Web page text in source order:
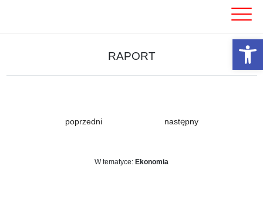
RAPORT
poprzedni następny
W tematyce: Ekonomia